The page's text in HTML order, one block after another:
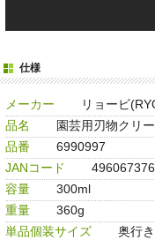
仕様
メーカー
リョービ
品名
園芸用刃物クリ
品番
6990997
JANコード
容量
300ml
重量
360g
単品個装サイズ
奥行